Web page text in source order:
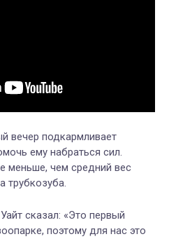
вечер подкармливает
ему набраться сил.
меньше, чем средний вес
трубкозуба.
сказал: «Это первый
поэтому для нас это